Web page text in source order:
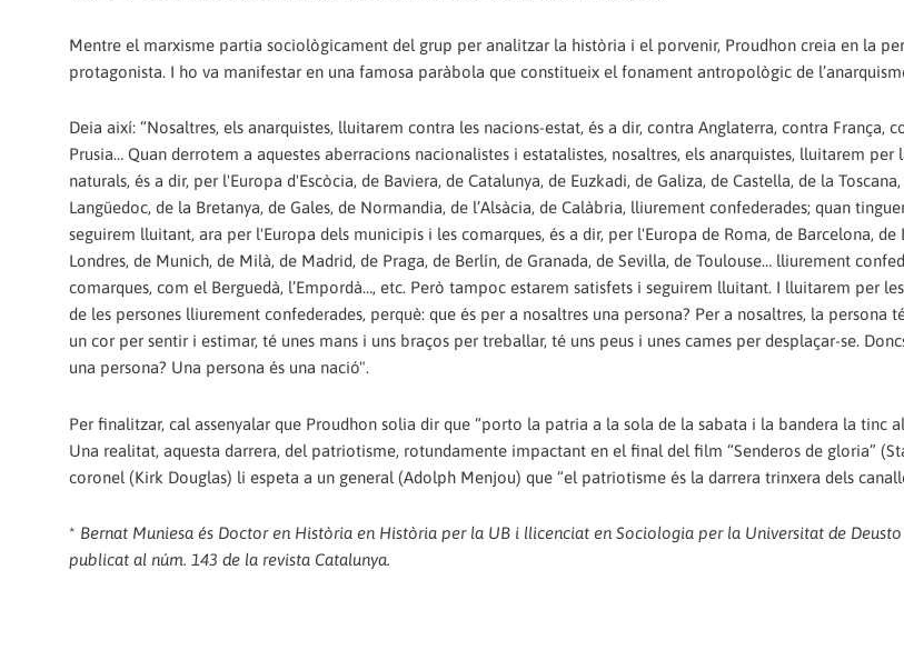
Mentre el marxisme partia sociològicament del grup per analitzar la història i el porvenir, Proudhon creia en la
protagonista. I ho va manifestar en una famosa paràbola que constitueix el fonament antropològic de
Deia així: “Nosaltres, els anarquistes, lluitarem contra les nacions-estat, és a dir, contra Anglaterra, contra França,
Prusia… Quan derrotem a aquestes aberracions nacionalistes i estatalistes, nosaltres, els anarquistes, lluitarem per
naturals, és a dir, per l'Europa d'Escòcia, de Baviera, de Catalunya, de Euzkadi, de Galiza, de Castella, de la
Langüedoc, de la Bretanya, de Gales, de Normandia, de l’Alsàcia, de Calàbria, lliurement confederades; quan
seguirem lluitant, ara per l'Europa dels municipis i les comarques, és a dir, per l'Europa de Roma, de Barcelona, de
Londres, de Munich, de Milà, de Madrid, de Praga, de Berlín, de Granada, de Sevilla, de Toulouse… lliurement
comarques, com el Berguedà, l’Empordà…, etc. Però tampoc estarem satisfets i seguirem lluitant. I lluitarem per
de les persones lliurement confederades, perquè: que és per a nosaltres una persona? Per a nosaltres, la persona
un cor per sentir i estimar, té unes mans i uns braços per treballar, té uns peus i unes cames per desplaçar-se.
una persona? Una persona és una nació".
Per finalitzar, cal assenyalar que Proudhon solia dir que “porto la patria a la sola de la sabata i la bandera la tinc
Una realitat, aquesta darrera, del patriotisme, rotundamente impactant en el final del film “Senderos de gloria”
coronel (Kirk Douglas) li espeta a un general (Adolph Menjou) que “el patriotisme és la darrera trinxera dels
* Bernat Muniesa és Doctor en Història en Història per la UB i llicenciat en Sociologia per la Universitat de
publicat al núm. 143 de la revista Catalunya.